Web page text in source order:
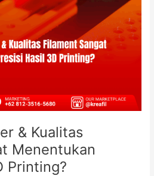
& Kualitas
Menentukan
Printing?